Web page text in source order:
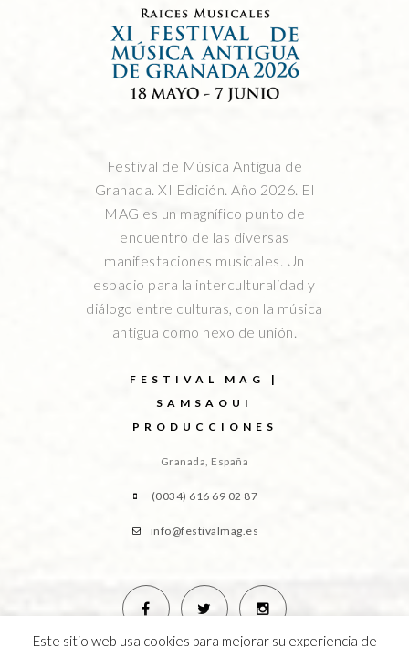
Festival de Música Antigua de
Granada. XI Edición. Año 2026. El
MAG es un magnífico punto de
encuentro de las diversas
manifestaciones musicales. Un
espacio para la interculturalidad y
diálogo entre culturas, con la música
antigua como nexo de unión.
FESTIVAL MAG |
SAMSAOUI
PRODUCCIONES
Granada, España
(0034) 616 69 02 87
info@festivalmag.es
Este sitio web usa cookies para mejorar su experiencia de